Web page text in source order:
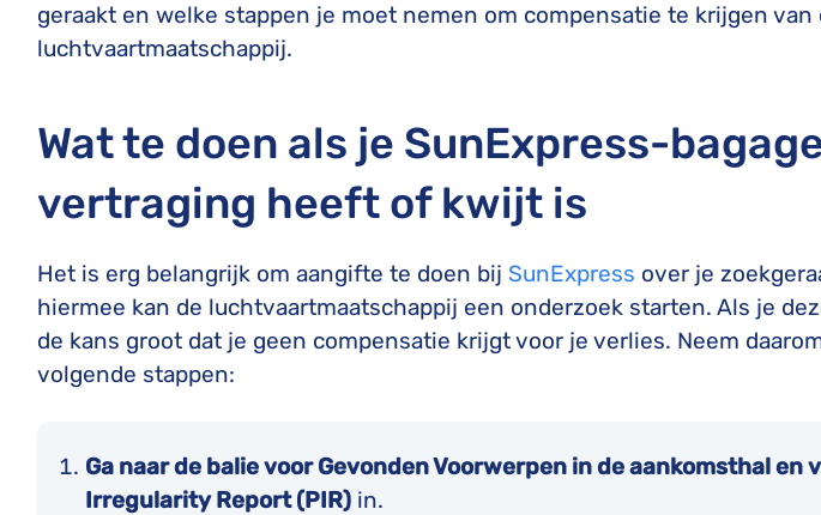
geraakt en welke stappen je moet nemen om compensatie te krijgen van
luchtvaartmaatschappij.
Wat te doen als je SunExpress-
vertraging heeft of kwijt is
Het is erg belangrijk om aangifte te doen bij SunExpress over je
hiermee kan de luchtvaartmaatschappij een onderzoek starten. Als je
de kans groot dat je geen compensatie krijgt voor je verlies. Neem
volgende stappen:
Ga naar de balie voor Gevonden Voorwerpen in de aankomsthal en
Irregularity Report (PIR) in.